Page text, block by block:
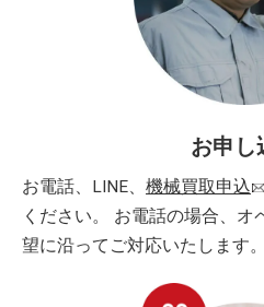
お申し
お電話、LINE、 機械買取申込
ください。 お電話の場合、
望に沿ってご対応いたします。